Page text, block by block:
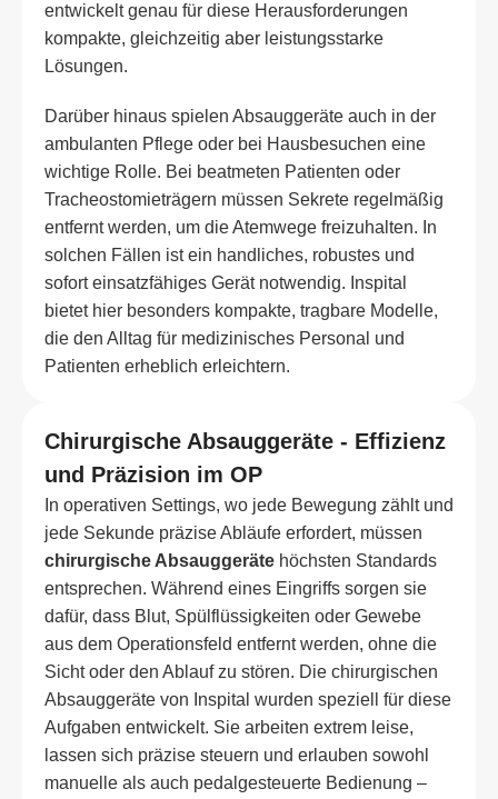
entwickelt genau für diese Herausforderungen
kompakte, gleichzeitig aber leistungsstarke
Lösungen.
Darüber hinaus spielen Absauggeräte auch in der
ambulanten Pflege oder bei Hausbesuchen eine
wichtige Rolle. Bei beatmeten Patienten oder
Tracheostomieträgern müssen Sekrete regelmäßig
entfernt werden, um die Atemwege freizuhalten. In
solchen Fällen ist ein handliches, robustes und
sofort einsatzfähiges Gerät notwendig. Inspital
bietet hier besonders kompakte, tragbare Modelle,
die den Alltag für medizinisches Personal und
Patienten erheblich erleichtern.
Chirurgische Absauggeräte - Effizienz
und Präzision im OP
In operativen Settings, wo jede Bewegung zählt und
jede Sekunde präzise Abläufe erfordert, müssen
chirurgische Absauggeräte höchsten Standards
entsprechen. Während eines Eingriffs sorgen sie
dafür, dass Blut, Spülflüssigkeiten oder Gewebe
aus dem Operationsfeld entfernt werden, ohne die
Sicht oder den Ablauf zu stören. Die chirurgischen
Absauggeräte von Inspital wurden speziell für diese
Aufgaben entwickelt. Sie arbeiten extrem leise,
lassen sich präzise steuern und erlauben sowohl
manuelle als auch pedalgesteuerte Bedienung –